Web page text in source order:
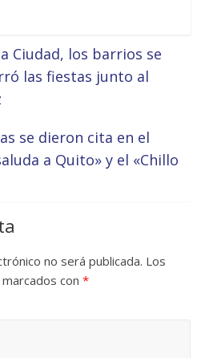
Ciudad, los barrios se
las fiestas junto al
se dieron cita en el
a Quito» y el «Chillo
no será publicada. Los
con*